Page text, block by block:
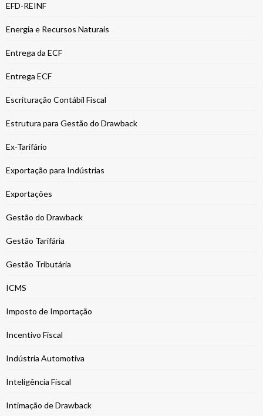
EFD-REINF
Energia e Recursos Naturais
Entrega da ECF
Entrega ECF
Escrituração Contábil Fiscal
Estrutura para Gestão do Drawback
Ex-Tarifário
Exportação para Indústrias
Exportações
Gestão do Drawback
Gestão Tarifária
Gestão Tributária
ICMS
Imposto de Importação
Incentivo Fiscal
Indústria Automotiva
Inteligência Fiscal
Intimação de Drawback